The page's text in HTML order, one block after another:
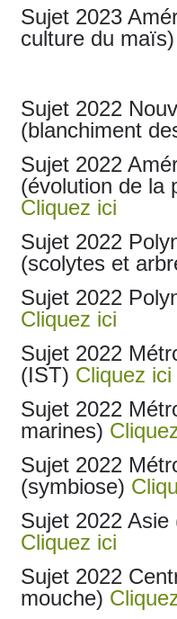
Sujet 2023
culture du maïs)
Sujet 2022
(blanchiment
Sujet 2022
(évolution de la
Cliquez ici
Sujet 2022
(scolytes et
Sujet 2022
Cliquez ici
Sujet 2022
(IST) Cliquez ici
Sujet 2022
marines)
Sujet 2022
(symbiose)
Sujet 2022
Cliquez ici
Sujet 2022
mouche)